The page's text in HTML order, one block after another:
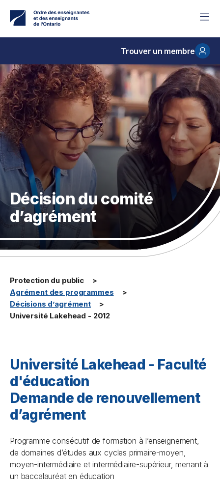
contenu
Trouver un membre
Décision du comité
d’agrément
Protection du public
Agrément des programmes
Décisions d’agrément
Université Lakehead - 2012
Université Lakehead - Faculté
d'éducation
Demande de renouvellement
d’agrément
Programme consécutif de formation à l’enseignement,
de domaines d’études aux cycles primaire-moyen,
moyen-intermédiaire et intermédiaire-supérieur, menant à
un baccalauréat en éducation